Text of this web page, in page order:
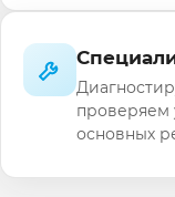
проверяем
основных